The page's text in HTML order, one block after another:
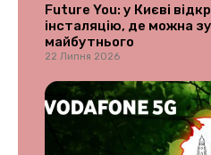
Future You: у Києві
інсталяцію, де можна
майбутнього
22 Липня 2026